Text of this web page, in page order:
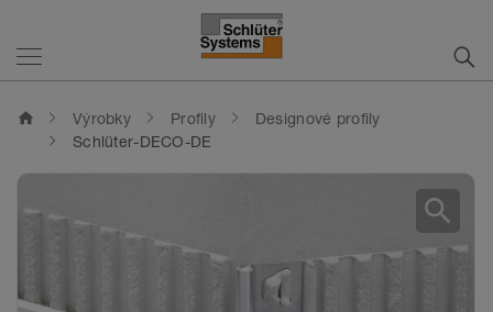
home Výrobky Profily
Designové profily
Schlüter-DECO-DE
search